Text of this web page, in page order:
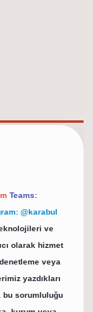
Teams:
@karabul
ve
olarak hizmet
veya
yazdıkları
bu sorumluluğu